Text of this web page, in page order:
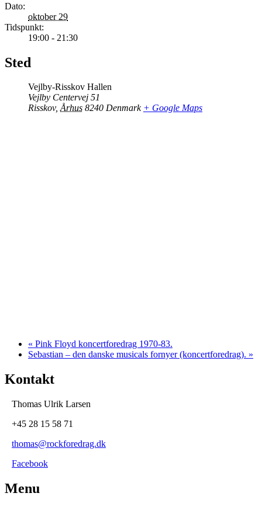
Dato:
oktober 29
Tidspunkt:
19:00 - 21:30
Sted
Vejlby-Risskov Hallen
Vejlby Centervej 51
Risskov, Århus 8240 Denmark + Google Maps
« Pink Floyd koncertforedrag 1970-83.
Sebastian – den danske musicals fornyer (koncertforedrag). »
Kontakt
Thomas Ulrik Larsen
+45 28 15 58 71
thomas@rockforedrag.dk
Facebook
Menu